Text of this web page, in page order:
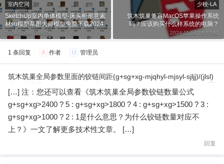
室内空间
SketchUp室内单体模型-床头柜形意素
材su模型草图大师模型免费下载2024
01114
2024-11-14 7:18:28
少校-LA
筑木筑巢兼容MacOS苹果操作系统
吗？应该购买什么样系统的电脑？
2024-11-14 14:57:41
1 条回复 A 作者 M 管理员
筑木筑巢全局参数里面的铰链间距(g+sg+xg-mjqhyl-mjsyl-sjljj)/(jlsl)
是什么意思？ – SketchUp自学
[…] 注：您还可以查看《筑木筑巢全局参数铰链数量公式
g+sg+xg>2400 ? 5 : g+sg+xg>1800 ? 4 : g+sg+xg>1500 ? 3 :
g+sg+xg>1000 ? 2 : 1是什么意思？为什么铰链数量对应不
上？》一文了解更多技术性文章。 […]
回复